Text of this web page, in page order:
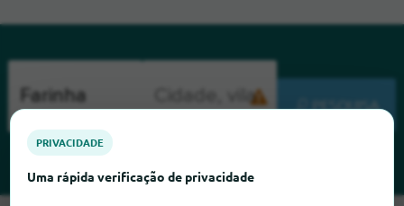
PESQUISA
PRIVACIDADE
Uma rápida verificação de privacidade